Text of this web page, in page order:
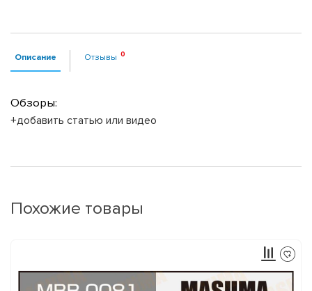
Описание Отзывы
Обзоры:
+добавить статью или видео
Похожие товары